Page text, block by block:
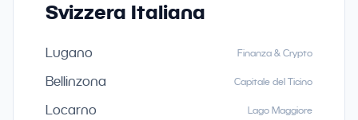
Svizzera Italiana
Lugano Finanza & Crypto
Bellinzona Capitale del Ticino
Locarno Lago Maggiore